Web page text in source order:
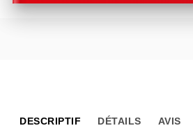
DESCRIPTIF DÉTAILS AVIS